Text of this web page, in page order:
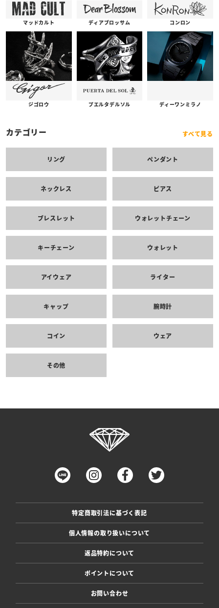
マッドカルト ディアブロッサム コンロン
ジゴロウ プエルタデルソル ディーワンミラノ
カテゴリー すべて見る
リング ペンダント
ネックレス ピアス
ブレスレット ウォレットチェーン
キーチェーン ウォレット
アイウェア ライター
キャップ 腕時計
コイン ウェア
その他
特定商取引法に基づく表記
個人情報の取り扱いについて
返品特約について
ポイントについて
お問い合わせ